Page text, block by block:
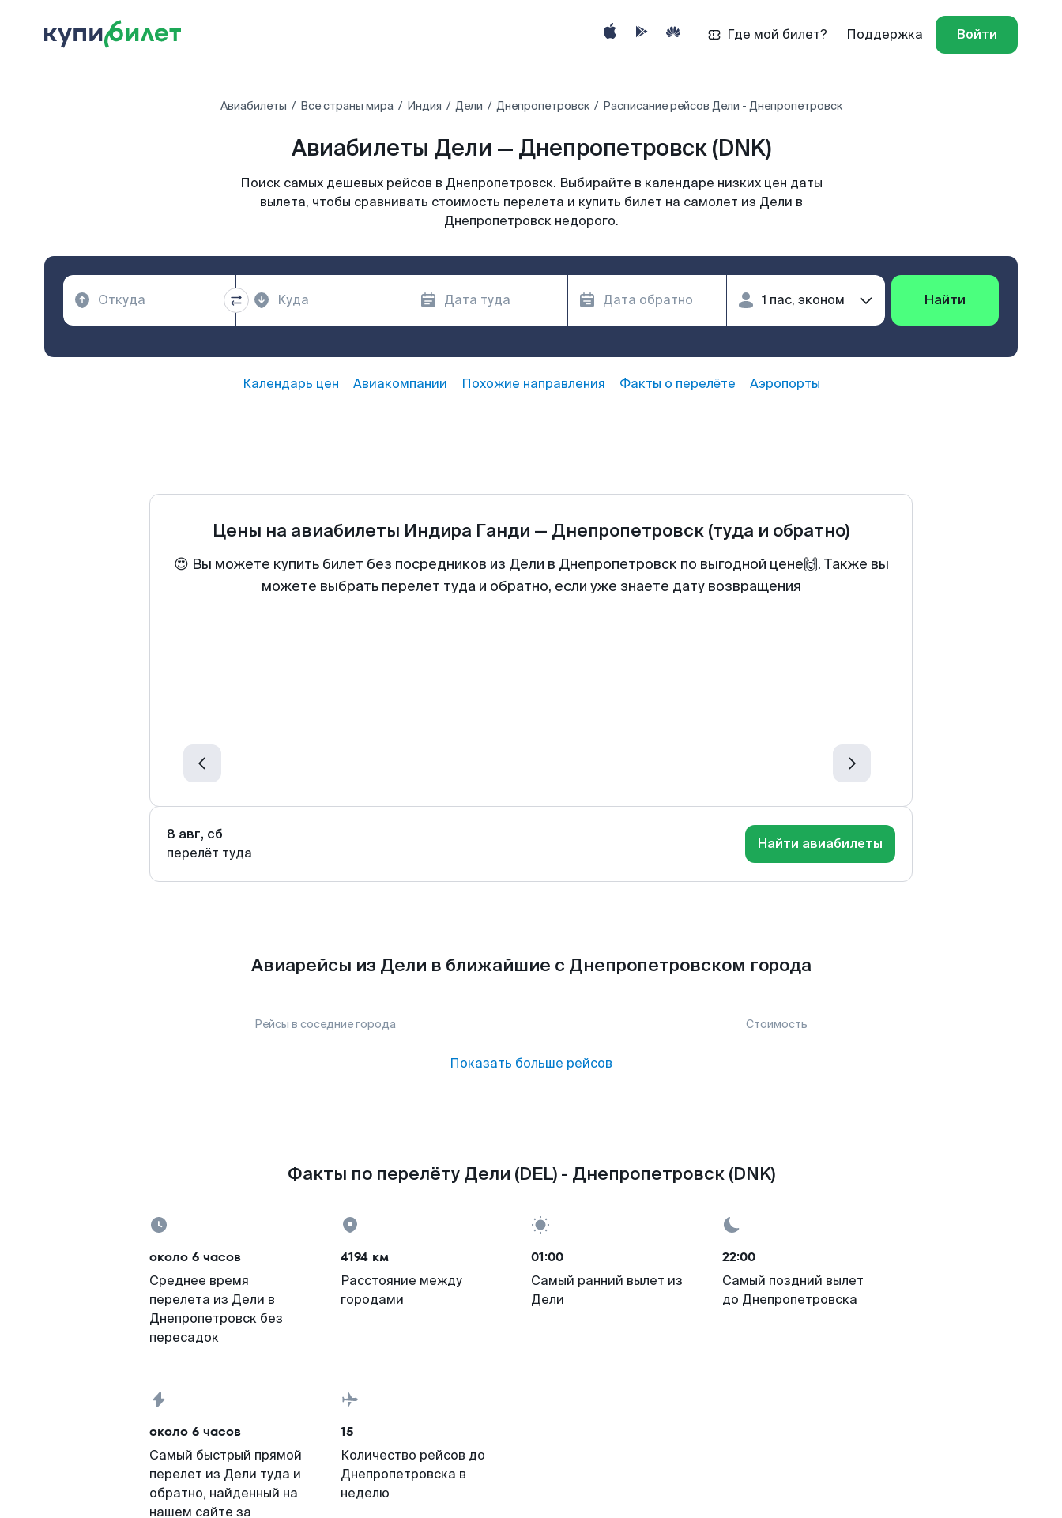
Где мой билет? Поддержка Войти
Авиабилеты Все страны мира Индия Дели Днепропетровск Расписание рейсов Дели - Днепропетровск
Авиабилеты Дели — Днепропетровск (DNK)
Поиск самых дешевых рейсов в Днепропетровск. Выбирайте в календаре низких цен даты
вылета, чтобы сравнивать стоимость перелета и купить билет на самолет из Дели в
Днепропетровск недорого.
Найти
Календарь цен Авиакомпании Похожие направления Факты о перелёте Аэропорты
Цены на авиабилеты Индира Ганди — Днепропетровск (туда и обратно)
😍 Вы можете купить билет без посредников из Дели в Днепропетровск по выгодной цене🙌. Также вы
можете выбрать перелет туда и обратно, если уже знаете дату возвращения
8 авг, сб
перелёт туда
Найти авиабилеты
Авиарейсы из Дели в ближайшие с Днепропетровском города
Рейсы в соседние города Стоимость
Показать больше рейсов
Факты по перелёту Дели (DEL) - Днепропетровск (DNK)
около 6 часов
Среднее время
перелета из Дели в
Днепропетровск без
пересадок
4194 км
Расстояние между
городами
01:00
Самый ранний вылет из
Дели
22:00
Самый поздний вылет
до Днепропетровска
около 6 часов
Самый быстрый прямой
перелет из Дели туда и
обратно, найденный на
нашем сайте за
15
Количество рейсов до
Днепропетровска в
неделю